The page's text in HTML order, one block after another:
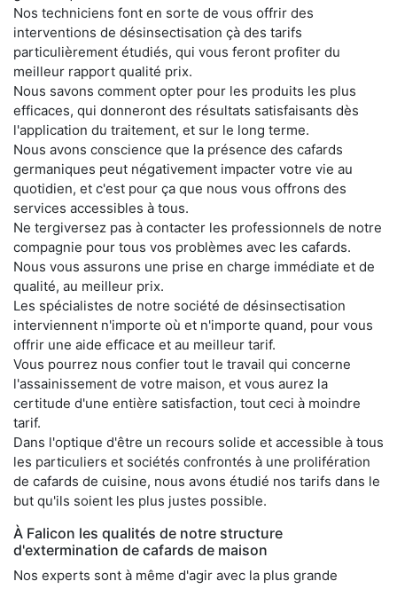
Nos techniciens font en sorte de vous offrir des
interventions de désinsectisation çà des tarifs
particulièrement étudiés, qui vous feront profiter du
meilleur rapport qualité prix.
Nous savons comment opter pour les produits les plus
efficaces, qui donneront des résultats satisfaisants dès
l'application du traitement, et sur le long terme.
Nous avons conscience que la présence des cafards
germaniques peut négativement impacter votre vie au
quotidien, et c'est pour ça que nous vous offrons des
services accessibles à tous.
Ne tergiversez pas à contacter les professionnels de notre
compagnie pour tous vos problèmes avec les cafards.
Nous vous assurons une prise en charge immédiate et de
qualité, au meilleur prix.
Les spécialistes de notre société de désinsectisation
interviennent n'importe où et n'importe quand, pour vous
offrir une aide efficace et au meilleur tarif.
Vous pourrez nous confier tout le travail qui concerne
l'assainissement de votre maison, et vous aurez la
certitude d'une entière satisfaction, tout ceci à moindre
tarif.
Dans l'optique d'être un recours solide et accessible à tous
les particuliers et sociétés confrontés à une prolifération
de cafards de cuisine, nous avons étudié nos tarifs dans le
but qu'ils soient les plus justes possible.
À Falicon les qualités de notre structure
d'extermination de cafards de maison
Nos experts sont à même d'agir avec la plus grande